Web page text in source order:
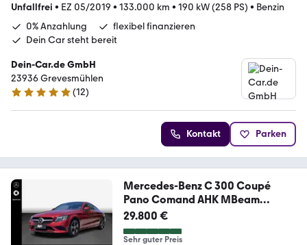
Unfallfrei • EZ 05/2019 • 133.000 km • 190 kW (258 PS) • Benzin
0% Anzahlung
flexibel finanzieren
Dein Car steht bereit
Dein-Car.de GmbH
23936 Grevesmühlen
5 Sterne
(12)
Kontakt Parken
Mercedes-Benz C 300 Coupé
Pano Comand AHK MBeam
DISTRO RFK SHZ
29.800 €
Sehr guter Preis